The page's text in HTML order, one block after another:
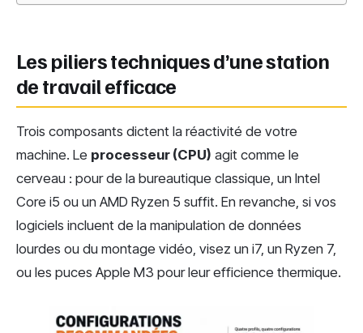
Les piliers techniques d’une station
de travail efficace
Trois composants dictent la réactivité de votre
machine. Le processeur (CPU) agit comme le
cerveau : pour de la bureautique classique, un Intel
Core i5 ou un AMD Ryzen 5 suffit. En revanche, si vos
logiciels incluent de la manipulation de données
lourdes ou du montage vidéo, visez un i7, un Ryzen 7,
ou les puces Apple M3 pour leur efficience thermique.